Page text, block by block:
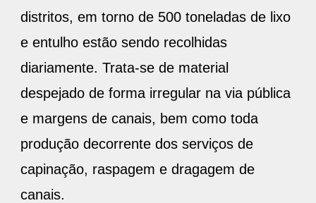
distritos, em torno de 500 toneladas de lixo
e entulho estão sendo recolhidas
diariamente. Trata-se de material
despejado de forma irregular na via pública
e margens de canais, bem como toda
produção decorrente dos serviços de
capinação, raspagem e dragagem de
canais.